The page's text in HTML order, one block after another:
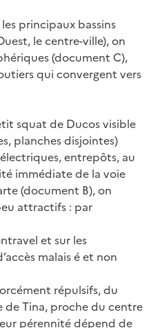
principaux bassins
le centre-ville), on
(document C),
qui convergent vers
squat de Ducos visible
planches disjointes)
entrepôts, au
immédiate de la voie
(document B), on
attractifs : par
et sur les
malais é et non
répulsifs, du
de Tina, proche du centre
pérennité dépend de